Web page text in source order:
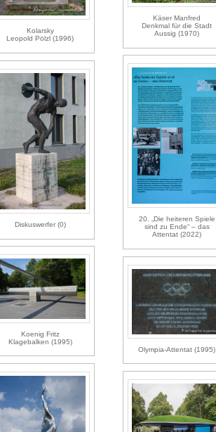
Käser Manfred
Denkmal für die Stadt
Aussig (1970)
Kolarsky
Leopold Pölzl (1996)
20. „Die heiteren Spiele
sind zu Ende“ – das
Attentat (2022)
Diskuswerfer (0)
Koenig Fritz
Klagebalken (1995)
Olympia-Attentat (1995)